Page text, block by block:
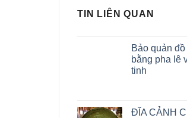
TIN LIÊN QUAN
Bảo quản
bằng pha lê
tinh
ĐĨA CẢNH